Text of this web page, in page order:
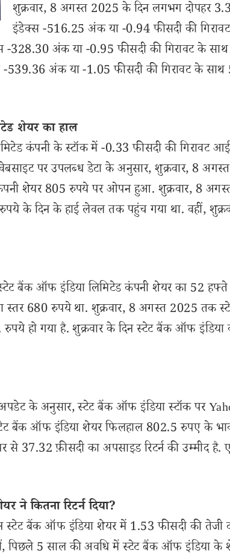
शुक्रवार, 8 अगस्त 2025 के दिन लगभग दोपहर
इंडेक्स -516.25 अंक या -0.94 फीसदी की
अंक या -0.95 फीसदी की गिरावट के
539.36 अंक या -1.05 फीसदी की गिरावट के
शेयर का हाल
कंपनी के स्टॉक में -0.33 फीसदी की गिरावट
पर उपलब्ध डेटा के अनुसार, शुक्रवार, 8
शेयर 805 रुपये पर ओपन हुआ. शुक्रवार, 8
के दिन के हाई लेवल तक पहुंच गया था. वहीं,
बैंक ऑफ इंडिया लिमिटेड कंपनी शेयर का 52
स्तर 680 रुपये था. शुक्रवार, 8 अगस्त 2025 तक
हो गया है. शुक्रवार के दिन स्टेट बैंक ऑफ
के अनुसार, स्टेट बैंक ऑफ इंडिया स्टॉक पर
बैंक ऑफ इंडिया शेयर फिलहाल 802.5 रुपए के भाव
फ़ीसदी का अपसाइड रिटर्न की उम्मीद है.
कितना रिटर्न दिया?
बैंक ऑफ इंडिया शेयर में 1.53 फीसदी की तेजी
पिछले 5 साल की अवधि में स्टेट बैंक ऑफ इंडिया